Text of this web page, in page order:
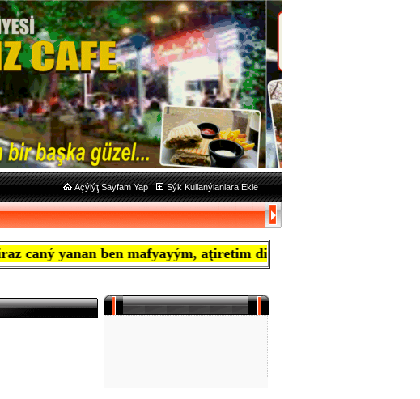
Açýlýţ Sayfam Yap Sýk Kullanýlanlara Ekle
ben mafyayým, aţiretim diye bađýrýr